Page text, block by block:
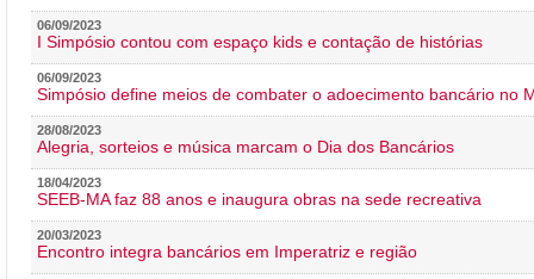
06/09/2023
I Simpósio contou com espaço kids e contação de histórias
06/09/2023
Simpósio define meios de combater o adoecimento bancário no
28/08/2023
Alegria, sorteios e música marcam o Dia dos Bancários
18/04/2023
SEEB-MA faz 88 anos e inaugura obras na sede recreativa
20/03/2023
Encontro integra bancários em Imperatriz e região